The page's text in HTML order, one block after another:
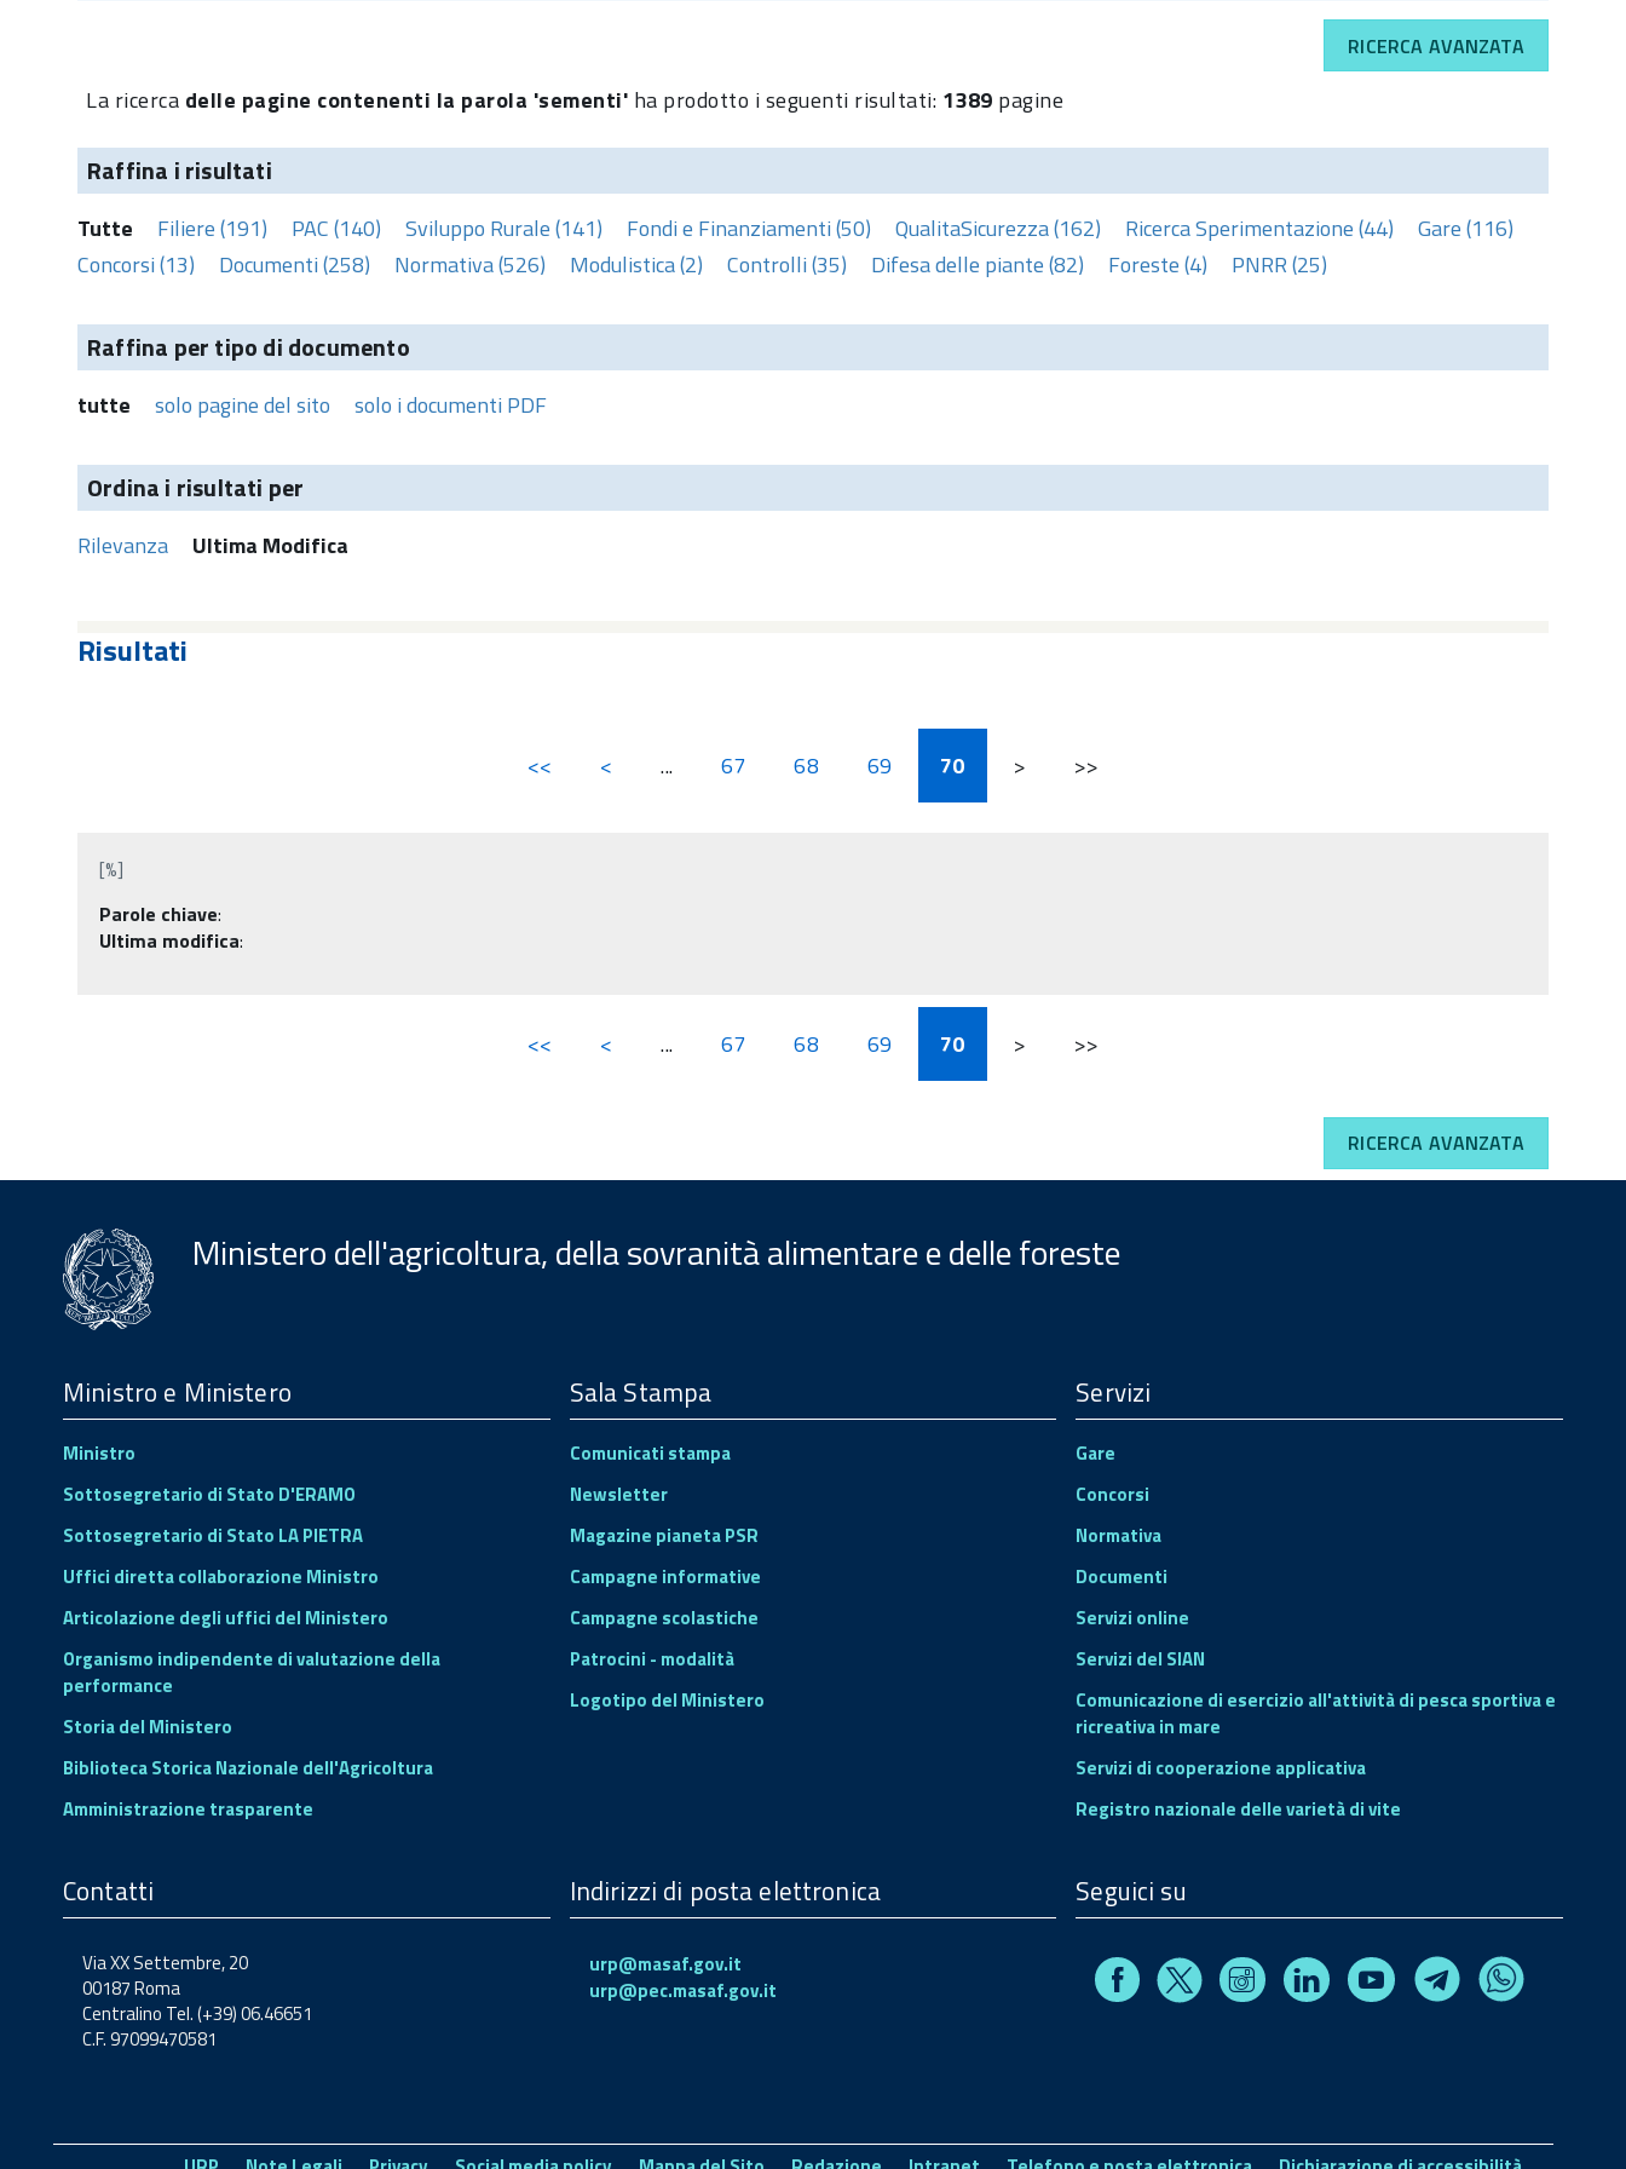
RICERCA AVANZATA
La ricerca delle pagine contenenti la parola 'sementi' ha prodotto i seguenti risultati: 1389 pagine
Raffina i risultati
Tutte Filiere (191) PAC (140) Sviluppo Rurale (141) Fondi e Finanziamenti (50) QualitaSicurezza (162) Ricerca Sperimentazione (44)
Gare (116)
Concorsi (13)
Documenti (258) Normativa (526) Modulistica (2) Controlli (35) Difesa delle piante (82) Foreste (4) PNRR (25)
Raffina per tipo di documento
tutte solo pagine del sito solo i documenti PDF
Ordina i risultati per
Rilevanza Ultima Modifica
Risultati
<< < ... 67 68 69 70 > >>
[%]
Parole chiave:
Ultima modifica:
<< < ... 67 68 69 70 > >>
RICERCA AVANZATA
Ministero dell'agricoltura, della sovranità alimentare e delle foreste
Menu
Footer
Ministro e Ministero
Ministro
Sottosegretario di Stato D'ERAMO
Sottosegretario di Stato LA PIETRA
Uffici diretta collaborazione Ministro
Articolazione degli uffici del Ministero
Organismo indipendente di valutazione della
performance
Storia del Ministero
Biblioteca Storica Nazionale dell'Agricoltura
Amministrazione trasparente
Sala Stampa
Comunicati stampa
Newsletter
Magazine pianeta PSR
Campagne informative
Campagne scolastiche
Patrocini - modalità
Logotipo del Ministero
Servizi
Gare
Concorsi
Normativa
Documenti
Servizi online
Servizi del SIAN
Comunicazione di esercizio all'attività di pesca sportiva e
ricreativa in mare
Servizi di cooperazione applicativa
Registro nazionale delle varietà di vite
Contatti
Via XX Settembre, 20
00187 Roma
Centralino Tel. (+39) 06.46651
C.F. 97099470581
Indirizzi di posta elettronica
urp@masaf.gov.it
urp@pec.masaf.gov.it
Seguici su
Facebook
X InstagramLinkedinYoutube TelegramWhatsapp